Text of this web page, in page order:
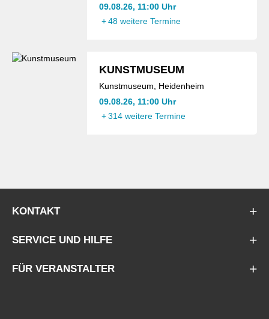
09.08.26, 11:00 Uhr
+ 48 weitere Termine
KUNSTMUSEUM
Kunstmuseum, Heidenheim
09.08.26, 11:00 Uhr
+ 314 weitere Termine
KONTAKT
SERVICE UND HILFE
FÜR VERANSTALTER